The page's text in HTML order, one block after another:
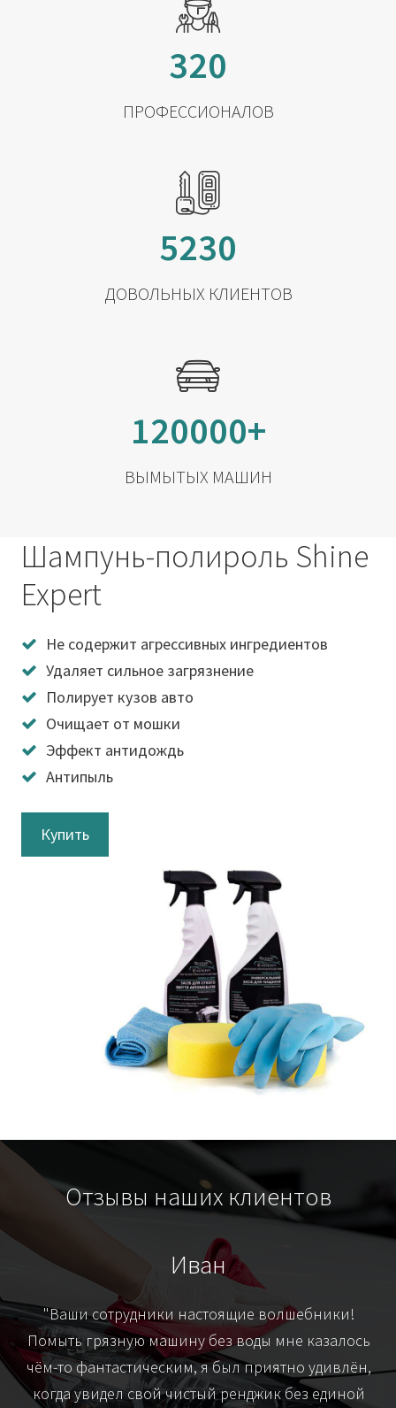
320
ПРОФЕССИОНАЛОВ
5230
ДОВОЛЬНЫХ КЛИЕНТОВ
120000+
ВЫМЫТЫХ МАШИН
Шампунь-полироль Shine
Expert
Не содержит агрессивных ингредиентов
Удаляет сильное загрязнение
Полирует кузов авто
Очищает от мошки
Эффект антидождь
Антипыль
Купить
Отзывы наших клиентов
Иван
"Ваши сотрудники настоящие волшебники!
Помыть грязную машину без воды мне казалось
чём-то фантастическим, я был приятно удивлён,
когда увидел свой чистый ренджик без единой